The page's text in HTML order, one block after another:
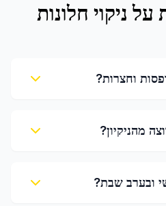
על ניקוי חלונות
וחצרות?
מהניקיון?
ובערב שבת?